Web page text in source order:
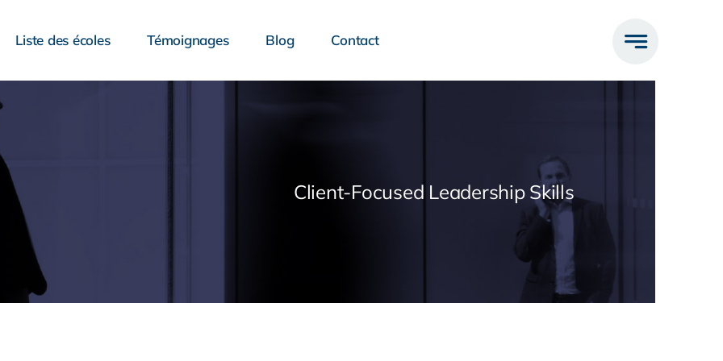
Liste des écoles Témoignages Blog Contact
Client-Focused Leadership Skills